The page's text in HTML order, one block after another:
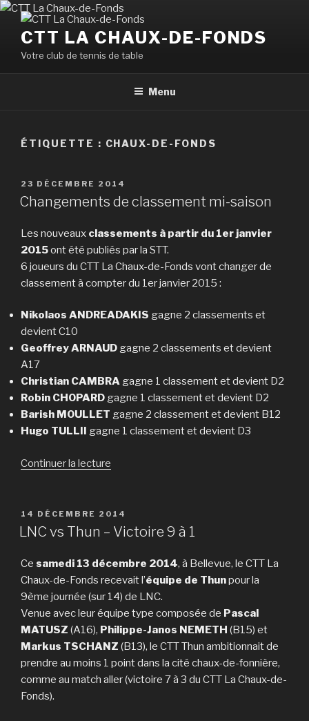
Aller
contenu
principal
CTT LA CHAUX-DE-FONDS
Votre club de tennis de table
Menu
ÉTIQUETTE : CHAUX-DE-FONDS
PUBLIÉ
LE
23 DÉCEMBRE 2014
Changements de classement mi-saison
Les nouveaux classements à partir du 1er janvier
2015ont été publiés par la STT.
6 joueurs du CTT La Chaux-de-Fonds vont changer de
classement à compter du 1er janvier 2015 :
Nikolaos ANDREADAKIS gagne 2 classements et
devient C10
Geoffrey ARNAUD gagne 2 classements et devient
A17
Christian CAMBRA gagne 1 classement et devient D2
Robin CHOPARD gagne 1 classement et devient D2
Barish MOULLET gagne 2 classement et devient B12
Hugo TULLII gagne 1 classement et devient D3
Continuer la lecture
classement
mi-
PUBLIÉ
LE
14 DÉCEMBRE 2014
LNC vs Thun – Victoire 9 à 1
Ce samedi 13 décembre 2014, à Bellevue, le CTT La
Chaux-de-Fonds recevait l’équipe de Thunpour la
9ème journée (sur 14) de LNC.
Venue avec leur équipe type composée de Pascal
MATUSZ (A16), Philippe-Janos NEMETH (B15) et
Markus TSCHANZ (B13), le CTT Thun ambitionnait de
prendre au moins 1 point dans la cité chaux-de-fonnière,
comme au match aller (victoire 7 à 3 du CTT La Chaux-de-
Fonds).